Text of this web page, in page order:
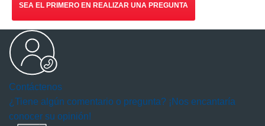
SEA EL PRIMERO EN REALIZAR UNA PREGUNTA
Contáctenos
¿Tiene algún comentario o pregunta? ¡Nos encantaría
conocer su opinión!